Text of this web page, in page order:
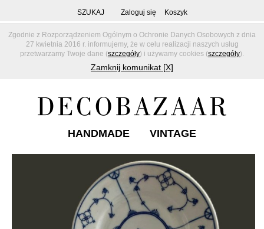
Zgodnie z Rozporządzeniem Ogólnym o Ochronie Danych Osobowych z dnia
27 kwietnia 2016 r. informujemy, że w celu realizacji naszych usług
przetwarzamy Twoje dane (szczegóły) i używamy cookies (szczegóły).
Zamknij komunikat [X]
SZUKAJ Zaloguj się Koszyk
HANDMADE VINTAGE